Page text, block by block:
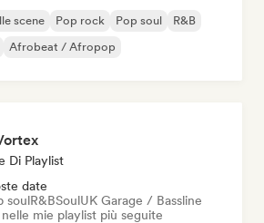
scene Pop rock Pop soul
R&B
Afrobeat / Afropop
Di Playlist
date
soulR&BSoulUK Garage / Bassline
mie playlist più seguite